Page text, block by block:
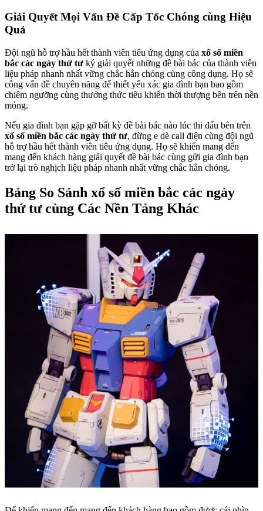
Giải Quyết Mọi Vấn Đề Cấp Tốc Chóng cùng Hiệu
Quả
Đội ngũ hỗ trợ hầu hết thành viên tiêu ứng dụng của xổ số miền
bắc các ngày thứ tư ký giải quyết những đề bài bác của thành viên
liệu pháp nhanh nhất vững chắc hẳn chóng cùng công dụng. Họ sẽ
công vấn đề chuyên năng để thiết yếu xác gia đình bạn bao gồm
chiêm ngưỡng cùng thưởng thức tiêu khiển thời thượng bên trên nền
móng.
Nếu gia đình bạn gặp gỡ bất kỳ đề bài bác nào lúc thi đấu bên trên
xổ số miền bắc các ngày thứ tư, đừng e dè call điện cùng đội ngũ
hỗ trợ hầu hết thành viên tiêu ứng dụng. Họ sẽ khiến mang đến
mang đến khách hàng giải quyết đề bài bác cùng gửi gia đình bạn
trở lại trò nghịch liệu pháp nhanh nhất vững chắc hẳn chóng.
Bảng So Sánh xổ số miền bắc các ngày
thứ tư cùng Các Nền Tảng Khác